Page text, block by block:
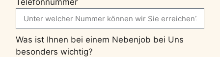
Was ist Ihnen bei einem Nebenjob bei Uns
besonders wichtig?